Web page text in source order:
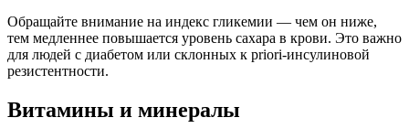
Обращайте внимание на индекс гликемии — чем он ниже,
тем медленнее повышается уровень сахара в крови. Это важно
для людей с диабетом или склонных к priori-инсулиновой
резистентности.
Витамины и минералы